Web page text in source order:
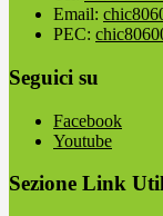
Email:
PEC:
Seguici su
Facebook
Youtube
Sezione Link